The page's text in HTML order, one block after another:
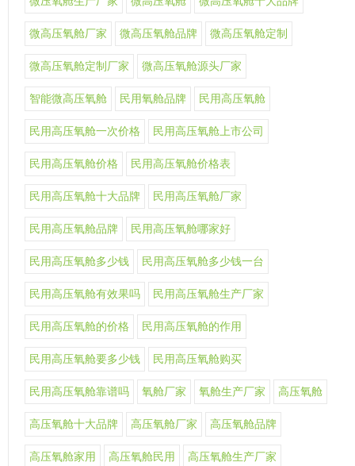
微高压氧舱厂家 微高压氧舱品牌 微高压氧舱定制
微高压氧舱定制厂家 微高压氧舱源头厂家
智能微高压氧舱 民用氧舱品牌 民用高压氧舱
民用高压氧舱一次价格 民用高压氧舱上市公司
民用高压氧舱价格 民用高压氧舱价格表
民用高压氧舱十大品牌 民用高压氧舱厂家
民用高压氧舱品牌 民用高压氧舱哪家好
民用高压氧舱多少钱 民用高压氧舱多少钱一台
民用高压氧舱有效果吗 民用高压氧舱生产厂家
民用高压氧舱的价格 民用高压氧舱的作用
民用高压氧舱要多少钱 民用高压氧舱购买
民用高压氧舱靠谱吗 氧舱厂家 氧舱生产厂家 高压氧舱
高压氧舱十大品牌 高压氧舱厂家 高压氧舱品牌
高压氧舱家用 高压氧舱民用 高压氧舱生产厂家